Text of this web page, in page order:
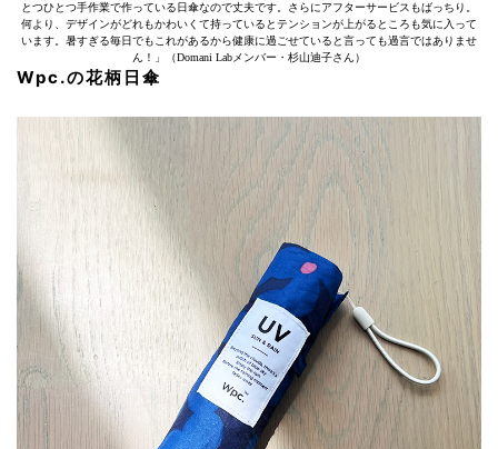
とつひとつ手作業で作っている日傘なので丈夫です。さらにアフターサービスもばっちり。
何より、デザインがどれもかわいくて持っているとテンションが上がるところも気に入って
います。暑すぎる毎日でもこれがあるから健康に過ごせていると言っても過言ではありませ
ん！」（Domani Labメンバー・杉山迪子さん）
Wpc.の花柄日傘